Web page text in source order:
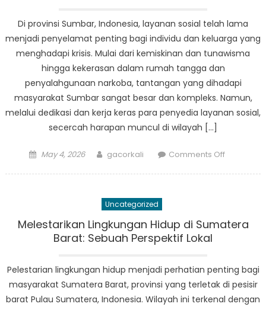
Di provinsi Sumbar, Indonesia, layanan sosial telah lama
menjadi penyelamat penting bagi individu dan keluarga yang
menghadapi krisis. Mulai dari kemiskinan dan tunawisma
hingga kekerasan dalam rumah tangga dan
penyalahgunaan narkoba, tantangan yang dihadapi
masyarakat Sumbar sangat besar dan kompleks. Namun,
melalui dedikasi dan kerja keras para penyedia layanan sosial,
secercah harapan muncul di wilayah […]
Posted
May 4, 2026 Author
gacorkali Comments Offon
Sumbar
Membuat
Uncategorized
Melestarikan Lingkungan Hidup di Sumatera
Barat: Sebuah Perspektif Lokal
Pelestarian lingkungan hidup menjadi perhatian penting bagi
masyarakat Sumatera Barat, provinsi yang terletak di pesisir
barat Pulau Sumatera, Indonesia. Wilayah ini terkenal dengan